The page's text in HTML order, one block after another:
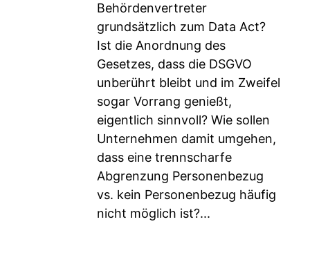
Behördenvertreter
grundsätzlich zum Data Act?
Ist die Anordnung des
Gesetzes, dass die DSGVO
unberührt bleibt und im Zweifel
sogar Vorrang genießt,
eigentlich sinnvoll? Wie sollen
Unternehmen damit umgehen,
dass eine trennscharfe
Abgrenzung Personenbezug
vs. kein Personenbezug häufig
nicht möglich ist?...